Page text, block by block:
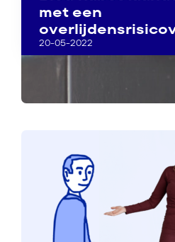
met een
20-05-2022